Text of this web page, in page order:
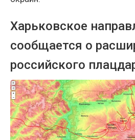
Харьковское
сообщается о
российского